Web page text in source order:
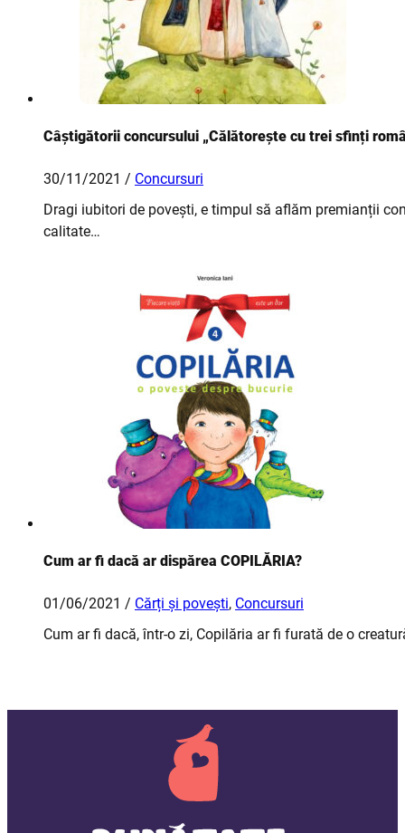
Câștigătorii concursului „Călătorește cu trei sfinți
30/11/2021 / Concursuri
Dragi iubitori de povești, e timpul să aflăm premianții
calitate…
Cum ar fi dacă ar dispărea COPILĂRIA?
01/06/2021 / Cărți și povești, Concursuri
Cum ar fi dacă, într-o zi, Copilăria ar fi furată de o